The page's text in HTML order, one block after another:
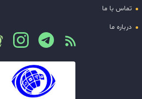
تماس با ما
درباره ما